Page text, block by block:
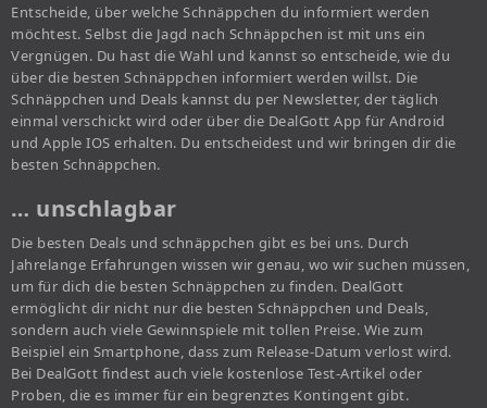
Entscheide, über welche Schnäppchen du informiert werden
möchtest. Selbst die Jagd nach Schnäppchen ist mit uns ein
Vergnügen. Du hast die Wahl und kannst so entscheide, wie du
über die besten Schnäppchen informiert werden willst. Die
Schnäppchen und Deals kannst du per Newsletter, der täglich
einmal verschickt wird oder über die DealGott App für Android
und Apple IOS erhalten. Du entscheidest und wir bringen dir die
besten Schnäppchen.
… unschlagbar
Die besten Deals und schnäppchen gibt es bei uns. Durch
Jahrelange Erfahrungen wissen wir genau, wo wir suchen müssen,
um für dich die besten Schnäppchen zu finden. DealGott
ermöglicht dir nicht nur die besten Schnäppchen und Deals,
sondern auch viele Gewinnspiele mit tollen Preise. Wie zum
Beispiel ein Smartphone, dass zum Release-Datum verlost wird.
Bei DealGott findest auch viele kostenlose Test-Artikel oder
Proben, die es immer für ein begrenztes Kontingent gibt.